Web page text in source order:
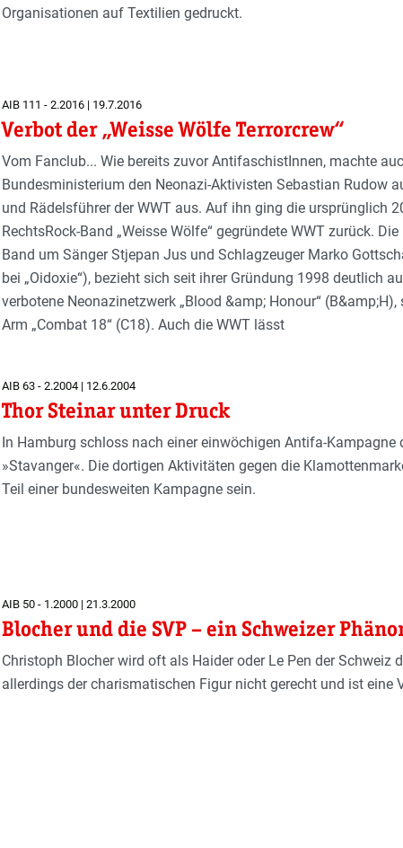
Organisationen auf Textilien gedruckt.
AIB 111 - 2.2016 | 19.7.2016
Verbot der „Weisse Wölfe Terrorcrew“
Vom Fanclub... Wie bereits zuvor AntifaschistInnen, machte
Bundesministerium den Neonazi-Aktivisten Sebastian Rudow
und Rädelsführer der WWT aus. Auf ihn ging die ursprünglich
RechtsRock-Band „Weisse Wölfe“ gegründete WWT zurück.
Band um Sänger Stjepan Jus und Schlagzeuger Marko
bei „Oidoxie“), bezieht sich seit ihrer Gründung 1998 deutlich
verbotene Neonazinetzwerk „Blood &amp; Honour“
Arm „Combat 18“ (C18). Auch die WWT lässt
AIB 63 - 2.2004 | 12.6.2004
Thor Steinar unter Druck
In Hamburg schloss nach einer einwöchigen Antifa-Kampagne
»Stavanger«. Die dortigen Aktivitäten gegen die
Teil einer bundesweiten Kam­pagne sein.
AIB 50 - 1.2000 | 21.3.2000
Blocher und die SVP – ein Schweizer
Christoph Blocher wird oft als Haider oder Le Pen der Schweiz
allerdings der charismatischen Figur nicht gerecht und ist eine